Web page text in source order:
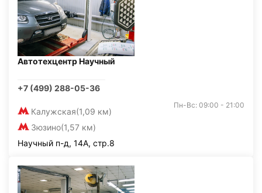
Автотехцентр Научный
+7 (499) 288-05-36
Калужская(1,09 км)
Зюзино(1,57 км)
Пн-Вс: 09:00 - 21:00
Научный п-д, 14А, стр.8